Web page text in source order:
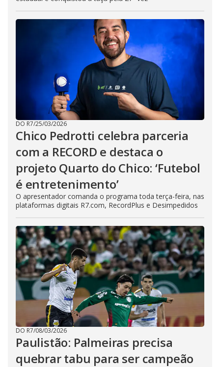
DO R7/25/03/2026
Chico Pedrotti celebra parceria
com a RECORD e destaca o
projeto Quarto do Chico: ‘Futebol
é entretenimento’
O apresentador comanda o programa toda terça-feira, nas
plataformas digitais R7.com, RecordPlus e Desimpedidos
DO R7/08/03/2026
Paulistão: Palmeiras precisa
quebrar tabu para ser campeão